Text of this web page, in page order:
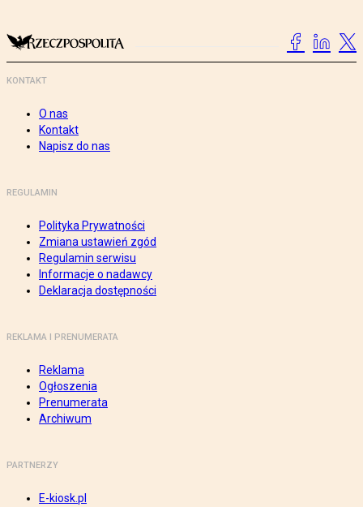
KONTAKT
O nas
Kontakt
Napisz do nas
REGULAMIN
Polityka Prywatności
Zmiana ustawień zgód
Regulamin serwisu
Informacje o nadawcy
Deklaracja dostępności
REKLAMA I PRENUMERATA
Reklama
Ogłoszenia
Prenumerata
Archiwum
PARTNERZY
E-kiosk.pl